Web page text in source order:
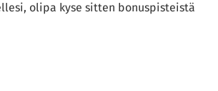
olipa kyse sitten bonuspisteistä